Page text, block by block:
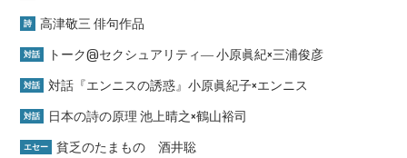
詩 高津敬三 俳句作品
対話 トーク@セクシュアリティ― 小原眞紀×三浦俊彦
対話 対話『エンニスの誘惑』小原眞紀子×エンニス
対話 日本の詩の原理 池上晴之×鶴山裕司
エセー 貧乏のたまもの 酒井聡